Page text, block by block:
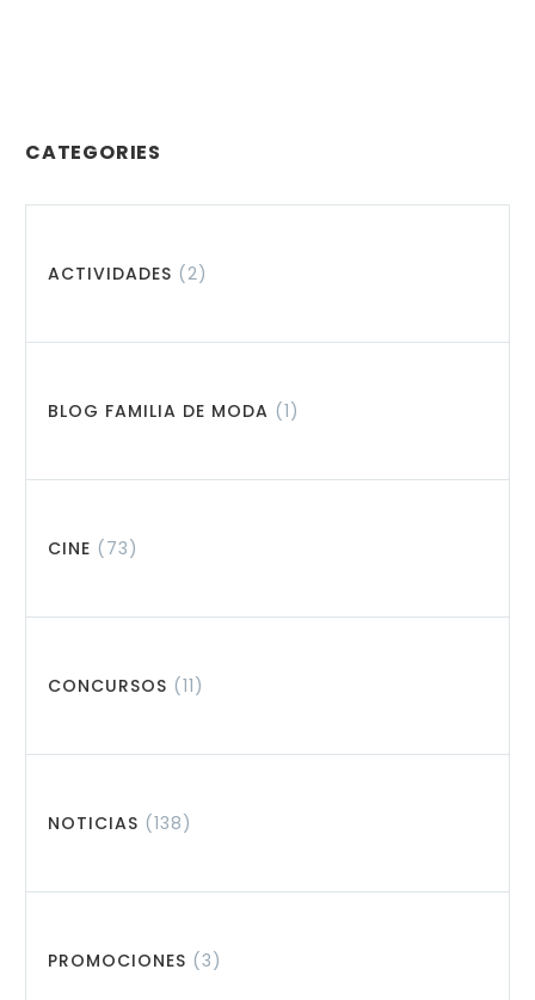
CATEGORIES
ACTIVIDADES (2)
BLOG FAMILIA DE MODA (1)
CINE (73)
CONCURSOS (11)
NOTICIAS (138)
PROMOCIONES (3)